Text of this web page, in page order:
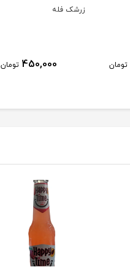
تومان
زرشک فله
450,000 تومان